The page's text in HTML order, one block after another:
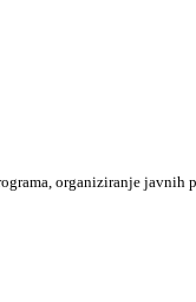
organiziranje